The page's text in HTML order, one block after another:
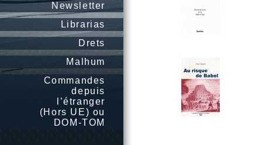
Newsletter
Librarias
Drets
Malhum
Commandes
depuis
l’étranger
(Hors UE) ou
DOM-TOM